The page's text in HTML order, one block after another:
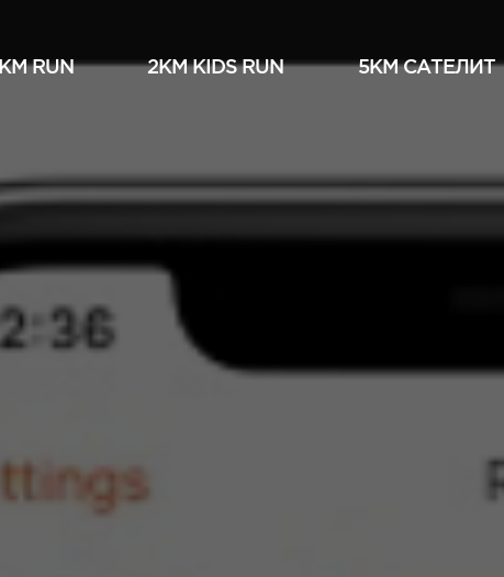
RUN 2KM KIDS RUN 5KM САТЕЛИТ